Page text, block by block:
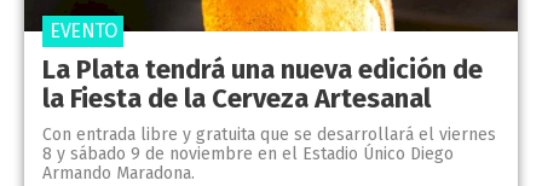
La Plata tendrá una nueva edición de
la Fiesta de la Cerveza Artesanal
Con entrada libre y gratuita que se de­sarrollará el viernes
8 y sábado 9 de noviembre en el Estadio Único Diego
Armando Maradona.
EVENTO